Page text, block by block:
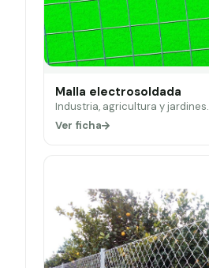
Malla electrosoldada
Industria, agricultura y jardines.
Ver ficha